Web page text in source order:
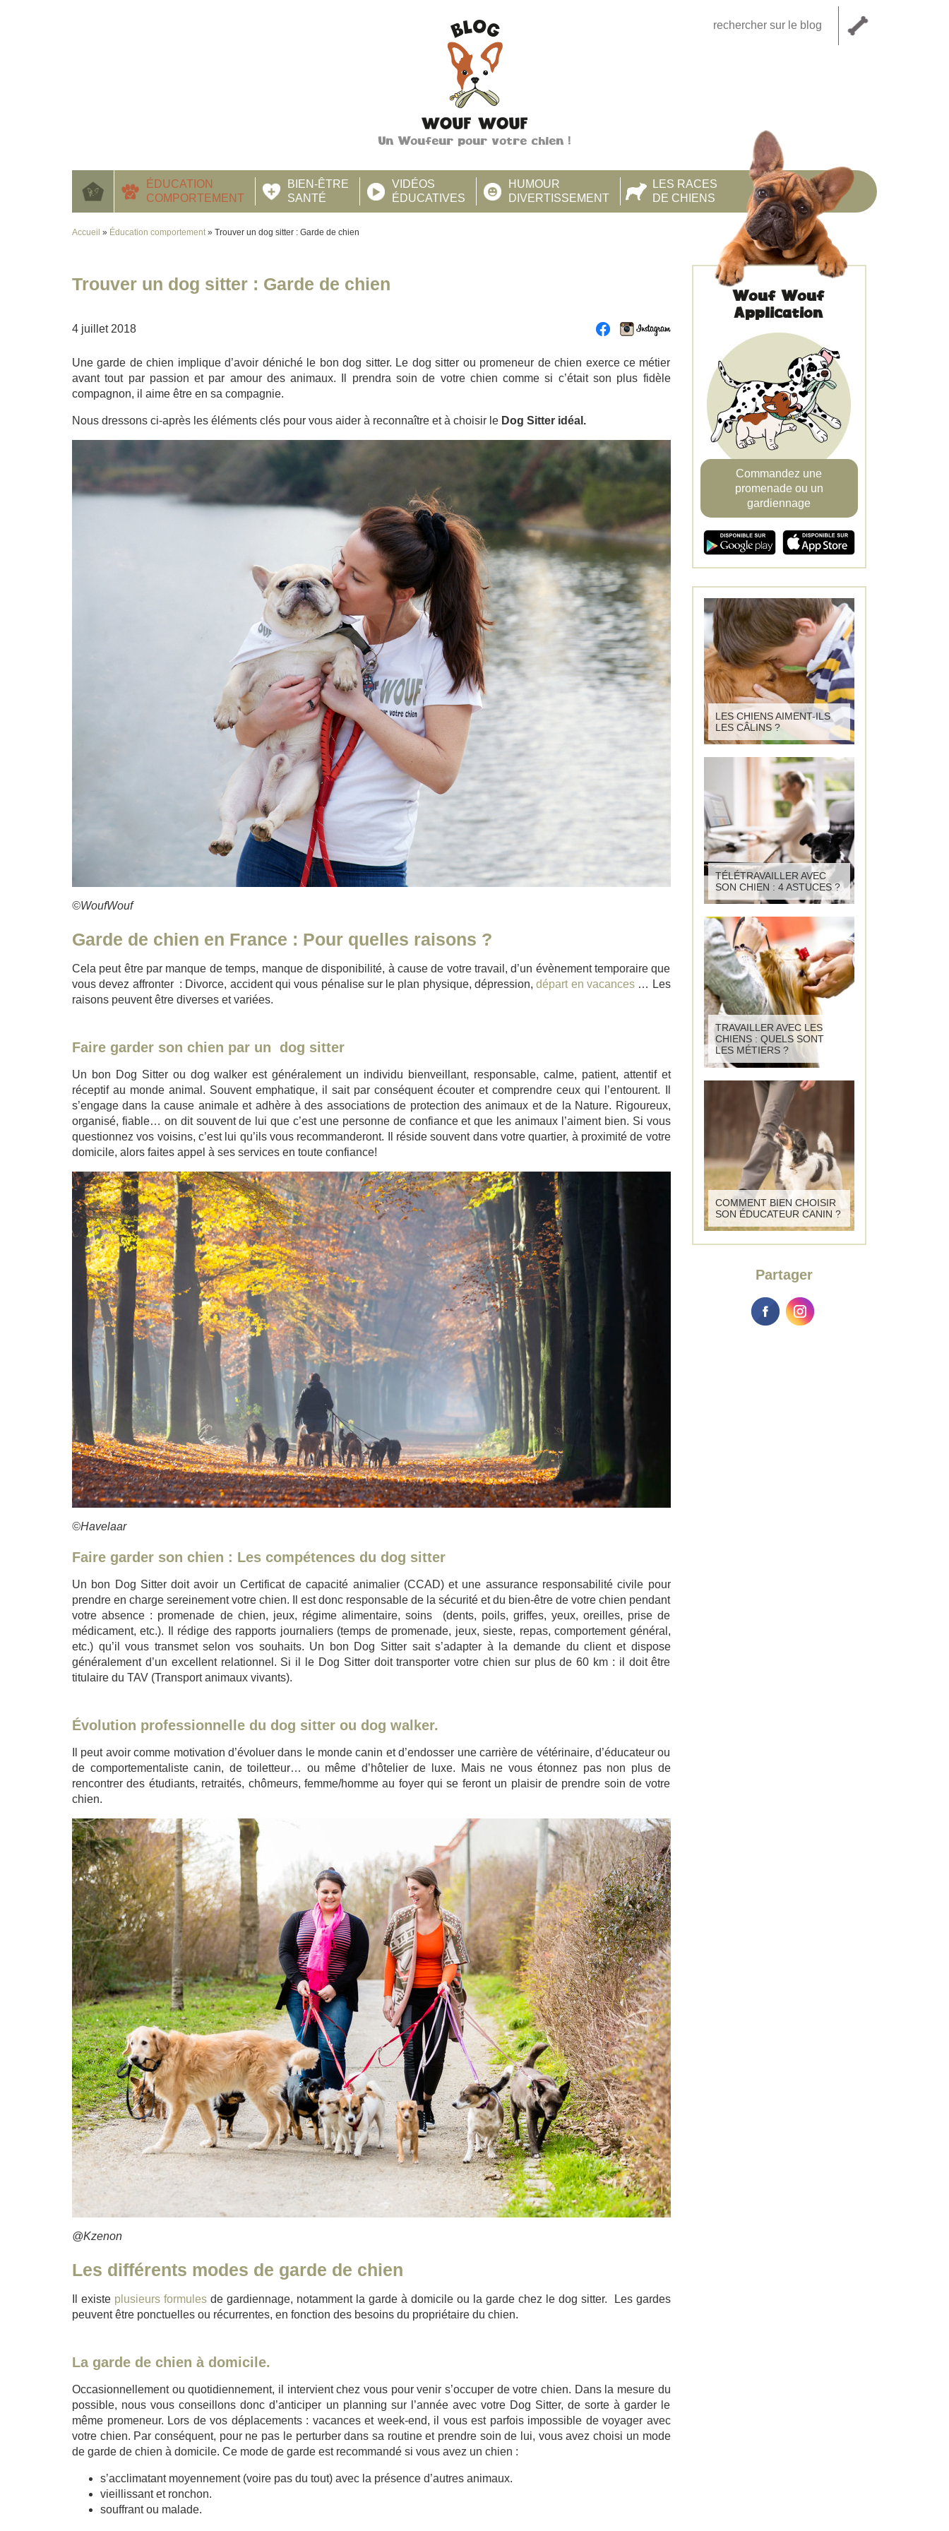
Un Woufeur pour votre chien !
ÉDUCATION
COMPORTEMENT
BIEN-ÊTRE
SANTÉ
VIDÉOS
ÉDUCATIVES
HUMOUR
DIVERTISSEMENT
LES RACES
DE CHIENS
Accueil » Éducation comportement » Trouver un dog sitter : Garde de chien
Trouver un dog sitter : Garde de chien
4 juillet 2018
Une garde de chien implique d’avoir déniché le bon dog sitter. Le dog sitter ou promeneur de chien exerce ce métier
avant tout par passion et par amour des animaux. Il prendra soin de votre chien comme si c’était son plus fidèle
compagnon, il aime être en sa compagnie.
Nous dressons ci-après les éléments clés pour vous aider à reconnaître et à choisir le Dog Sitter idéal.
©WoufWouf
Garde de chien en France : Pour quelles raisons ?
Cela peut être par manque de temps, manque de disponibilité, à cause de votre travail, d’un évènement temporaire que
vous devez affronter : Divorce, accident qui vous pénalise sur le plan physique, dépression,départ en vacances… Les
raisons peuvent être diverses et variées.
Faire garder son chien par un dog sitter
Un bon Dog Sitter ou dog walker est généralement un individu bienveillant, responsable, calme, patient, attentif et
réceptif au monde animal. Souvent emphatique, il sait par conséquent écouter et comprendre ceux qui l’entourent. Il
s’engage dans la cause animale et adhère à des associations de protection des animaux et de la Nature. Rigoureux,
organisé, fiable… on dit souvent de lui que c’est une personne de confiance et que les animaux l’aiment bien. Si vous
questionnez vos voisins, c’est lui qu’ils vous recommanderont. Il réside souvent dans votre quartier, à proximité de votre
domicile, alors faites appel à ses services en toute confiance!
©Havelaar
Faire garder son chien : Les compétences du dog sitter
Un bon Dog Sitter doit avoir un Certificat de capacité animalier (CCAD) et une assurance responsabilité civile pour
prendre en charge sereinement votre chien. Il est donc responsable de la sécurité et du bien-être de votre chien pendant
votre absence : promenade de chien, jeux, régime alimentaire, soins (dents, poils, griffes, yeux, oreilles, prise de
médicament, etc.). Il rédige des rapports journaliers (temps de promenade, jeux, sieste, repas, comportement général,
etc.) qu’il vous transmet selon vos souhaits. Un bon Dog Sitter sait s’adapter à la demande du client et dispose
généralement d’un excellent relationnel. Si il le Dog Sitter doit transporter votre chien sur plus de 60 km : il doit être
titulaire du TAV (Transport animaux vivants).
Évolution professionnelle du dog sitter ou dog walker.
Il peut avoir comme motivation d’évoluer dans le monde canin et d’endosser une carrière de vétérinaire, d’éducateur ou
de comportementaliste canin, de toiletteur… ou même d’hôtelier de luxe. Mais ne vous étonnez pas non plus de
rencontrer des étudiants, retraités, chômeurs, femme/homme au foyer qui se feront un plaisir de prendre soin de votre
chien.
@Kzenon
Les différents modes de garde de chien
Il existe plusieurs formulesde gardiennage, notamment la garde à domicile ou la garde chez le dog sitter. Les gardes
peuvent être ponctuelles ou récurrentes, en fonction des besoins du propriétaire du chien.
La garde de chien à domicile.
Occasionnellement ou quotidiennement, il intervient chez vous pour venir s’occuper de votre chien. Dans la mesure du
possible, nous vous conseillons donc d’anticiper un planning sur l’année avec votre Dog Sitter, de sorte à garder le
même promeneur. Lors de vos déplacements : vacances et week-end, il vous est parfois impossible de voyager avec
votre chien. Par conséquent, pour ne pas le perturber dans sa routine et prendre soin de lui, vous avez choisi un mode
de garde de chien à domicile. Ce mode de garde est recommandé si vous avez un chien :
s’acclimatant moyennement (voire pas du tout) avec la présence d’autres animaux.
vieillissant et ronchon.
souffrant ou malade.
Wouf Wouf
Application
Commandez une
promenade ou un
gardiennage
LES CHIENS AIMENT-ILS
LES CÂLINS ?
TÉLÉTRAVAILLER AVEC
SON CHIEN : 4 ASTUCES ?
TRAVAILLER AVEC LES
CHIENS : QUELS SONT
LES MÉTIERS ?
COMMENT BIEN CHOISIR
SON ÉDUCATEUR CANIN ?
Partager